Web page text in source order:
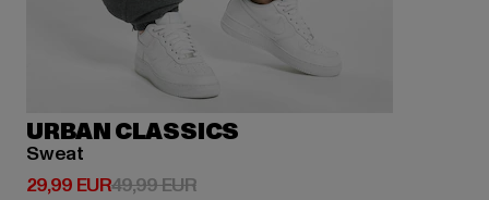
URBAN CLASSICS
Sweat
29,99 EUR
Derzeitiger Preis: 29,99 EUR
49,99 EURAktionspreis: 49,99 EUR